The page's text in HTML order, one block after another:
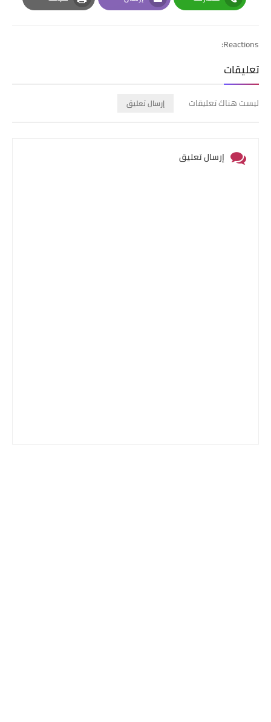
Whatsapp
Email
Print
Reactions:
تعليقات
ليست هناك تعليقات إرسال تعليق
إرسال تعليق